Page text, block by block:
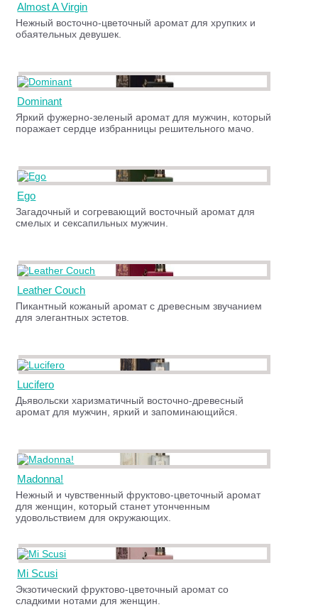
Almost A Virgin
Нежный восточно-цветочный аромат для хрупких и
обаятельных девушек.
Dominant
Яркий фужерно-зеленый аромат для мужчин, который
поражает сердце избранницы решительного мачо.
Ego
Загадочный и согревающий восточный аромат для
смелых и сексапильных мужчин.
Leather Couch
Пикантный кожаный аромат с древесным звучанием
для элегантных эстетов.
Lucifero
Дьявольски харизматичный восточно-древесный
аромат для мужчин, яркий и запоминающийся.
Madonna!
Нежный и чувственный фруктово-цветочный аромат
для женщин, который станет утонченным
удовольствием для окружающих.
Mi Scusi
Экзотический фруктово-цветочный аромат со
сладкими нотами для женщин.